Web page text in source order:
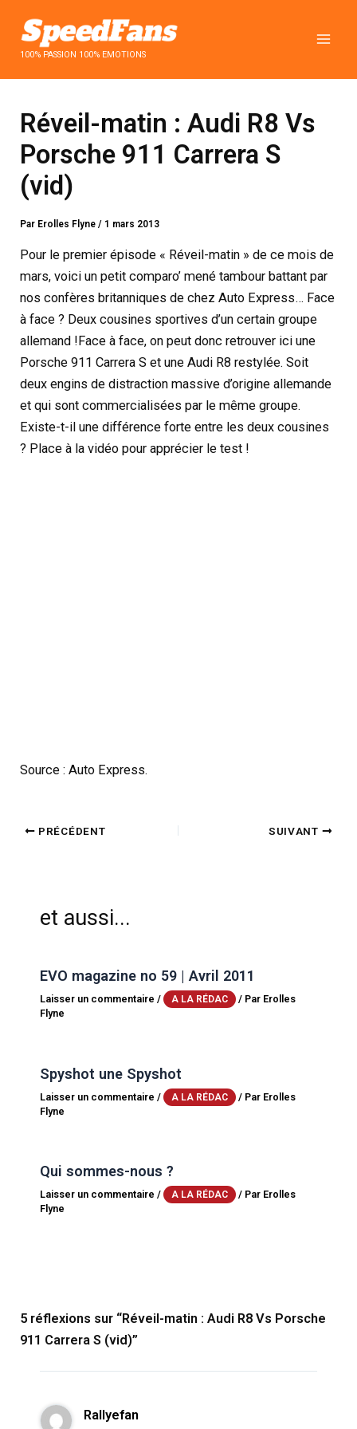
contenu100% PASSION 100% EMOTIONS
Réveil-matin : Audi R8 Vs
Porsche 911 Carrera S
(vid)
Par Erolles Flyne/ 1 mars 2013
Pour le premier épisode « Réveil-matin » de ce mois de
mars, voici un petit comparo’ mené tambour battant par
nos confères britanniques de chez Auto Express… Face
à face ? Deux cousines sportives d’un certain groupe
allemand ! Face à face, on peut donc retrouver ici une
Porsche 911 Carrera S et une Audi R8 restylée. Soit
deux engins de distraction massive d’origine allemande
et qui sont commercialisées par le même groupe.
Existe-t-il une différence forte entre les deux cousines
? Place à la vidéo pour apprécier le test !
Source : Auto Express.
PRÉCÉDENT SUIVANT
et aussi...
EVO magazine no 59 | Avril 2011
Laisser un commentaire / A LA RÉDAC / Par Erolles
Flyne
Spyshot une Spyshot
Laisser un commentaire / A LA RÉDAC / Par Erolles
Flyne
Qui sommes-nous ?
Laisser un commentaire / A LA RÉDAC / Par Erolles
Flyne
5 réflexions sur “Réveil-matin : Audi R8 Vs Porsche
911 Carrera S (vid)”
Rallyefan